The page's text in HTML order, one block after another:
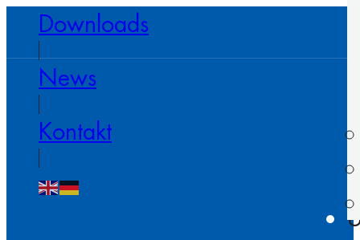
Downloads
News
Kontakt